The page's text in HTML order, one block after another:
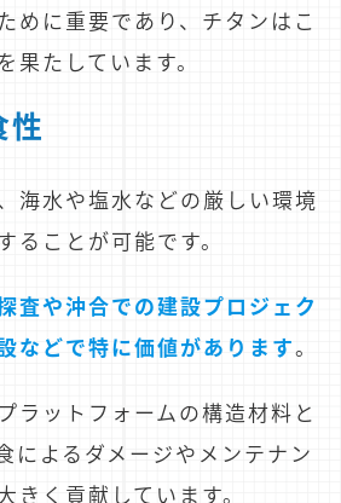
めに重要であり、チタンはこ
果たしています。
性
海水や塩水などの厳しい環境
ることが可能です。
査や沖合での建設プロジェク
などで特に価値があります。
ラットフォームの構造材料と
によるダメージやメンテナン
きく貢献しています。